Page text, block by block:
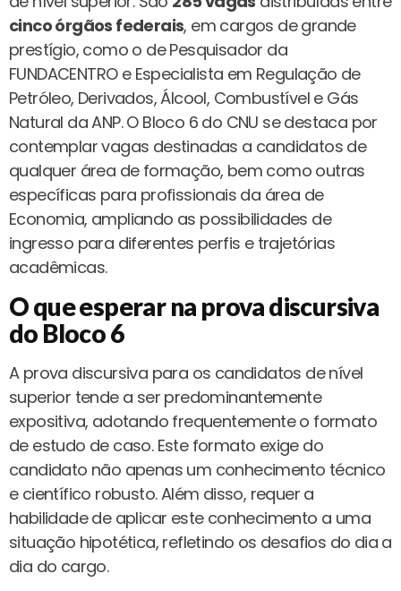
cinco órgãos federais, em cargos de grande
prestígio, como o de Pesquisador da
FUNDACENTRO e Especialista em Regulação de
Petróleo, Derivados, Álcool, Combustível e Gás
Natural da ANP. O Bloco 6 do CNU se destaca por
contemplar vagas destinadas a candidatos de
qualquer área de formação, bem como outras
específicas para profissionais da área de
Economia, ampliando as possibilidades de
ingresso para diferentes perfis e trajetórias
acadêmicas.
O que esperar na prova discursiva
do Bloco 6
A prova discursiva para os candidatos de nível
superior tende a ser predominantemente
expositiva, adotando frequentemente o formato
de estudo de caso. Este formato exige do
candidato não apenas um conhecimento técnico
e científico robusto. Além disso, requer a
habilidade de aplicar este conhecimento a uma
situação hipotética, refletindo os desafios do dia a
dia do cargo.